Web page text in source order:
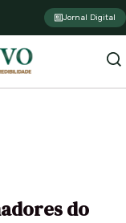
Jornal Digital
do